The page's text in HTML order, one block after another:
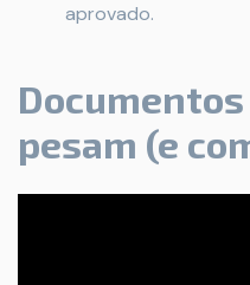
aprovado.
pesam (e